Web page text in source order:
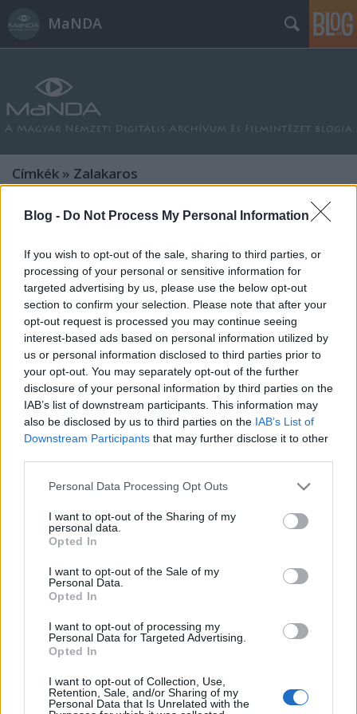
Blog - Do Not Process My Personal Information
If you wish to opt-out of the sale, sharing to third parties, or
processing of your personal or sensitive information for
targeted advertising by us, please use the below opt-out
section to confirm your selection. Please note that after your
opt-out request is processed you may continue seeing
interest-based ads based on personal information utilized by
us or personal information disclosed to third parties prior to
your opt-out. You may separately opt-out of the further
disclosure of your personal information by third parties on the
IAB’s list of downstream participants. This information may
also be disclosed by us to third parties on the IAB’s List of
Downstream Participants that may further disclose it to other
Please note that this website/app uses one or more Google
not limited to your visit or usage behaviour. You may click to
grant or deny consent to Google and its third-party tags to
use your data for below specified purposes in below Google
consent section.
Personal Data Processing Opt Outs
I want to opt-out of the Sharing of my
personal data.
Opted In
I want to opt-out of the Sale of my
Personal Data.
Opted In
I want to opt-out of processing my
Personal Data for Targeted Advertising.
Opted In
I want to opt-out of Collection, Use,
Retention, Sale, and/or Sharing of my
Personal Data that Is Unrelated with the
MaNDA
Címkék » Zalakaros
Nyári képeslap - Zalakaros 2. rész
MaNDA 2016. július 08.
Az előző képeslapon bemutatott gyógyfürdő
fejlődésével együtt a falué is alaposan belendült. Az
idegenforgalom sok embernek adott munkát, az
építkezések alapvetően megváltoztatták Zalakarost.
Eltűnt a régi falu, egy korszerű, szakszerű
településfejlesztési terv eredményeként 1997-ben
Zalakarost…
Nyári képeslap - Zalakaros
•2016. július 06.